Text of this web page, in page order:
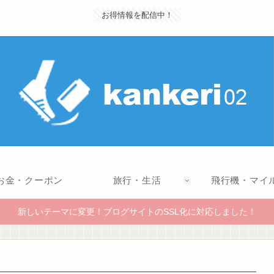
お得情報を配信中！
金・クーポン 旅行・生活 飛行機・マイ
新しいテーマに変更！ブログサイトのSSL化に対応しました！